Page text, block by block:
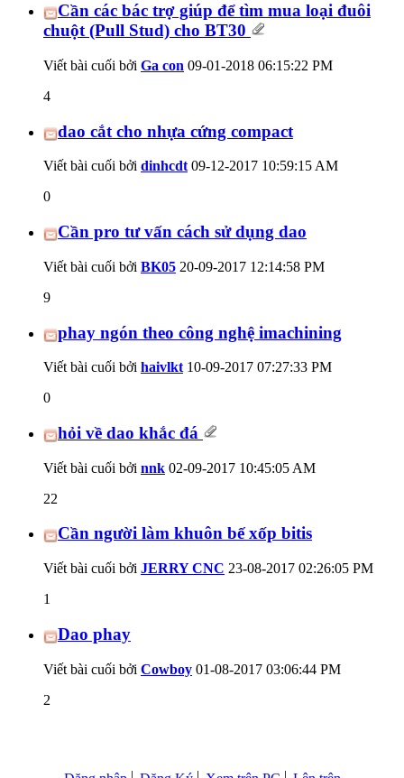
Cần các bác trợ giúp để tìm mua loại đuôi
chuột (Pull Stud) cho BT30
Viết bài cuối bởi Ga con 09-01-2018 06:15:22 PM
4
dao cắt cho nhựa cứng compact
Viết bài cuối bởi dinhcdt 09-12-2017 10:59:15 AM
0
Cần pro tư vấn cách sử dụng dao
Viết bài cuối bởi BK05 20-09-2017 12:14:58 PM
9
phay ngón theo công nghệ imachining
Viết bài cuối bởi haivlkt 10-09-2017 07:27:33 PM
0
hỏi về dao khắc đá
Viết bài cuối bởi nnk 02-09-2017 10:45:05 AM
22
Cần người làm khuôn bế xốp bitis
Viết bài cuối bởi JERRY CNC 23-08-2017 02:26:05 PM
1
Dao phay
Viết bài cuối bởi Cowboy 01-08-2017 03:06:44 PM
2